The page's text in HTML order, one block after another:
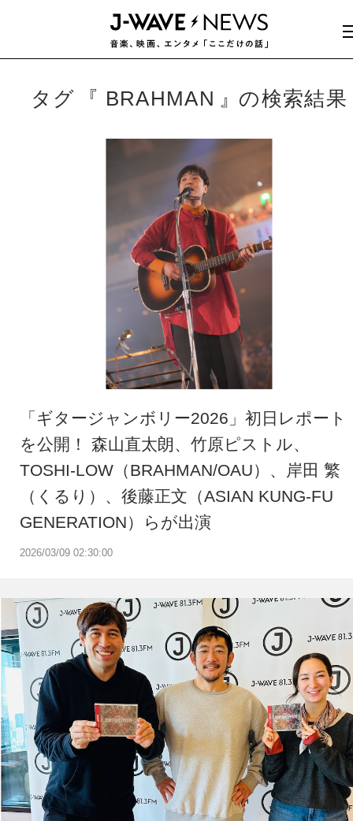
タグ BRAHMAN の検索結果
2026/03/09 02:30:00
「ギタージャンボリー2026」初日レポート
を公開！ 森山直太朗、竹原ピストル、
TOSHI-LOW（BRAHMAN/OAU）、岸田 繁
（くるり）、後藤正文（ASIAN KUNG-FU
GENERATION）らが出演